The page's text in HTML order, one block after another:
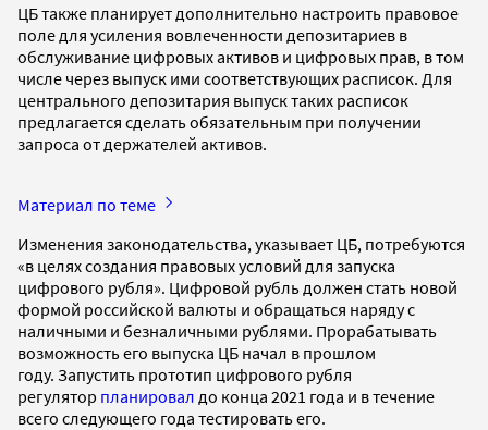
ЦБ также планирует дополнительно настроить правовое
поле для усиления вовлеченности депозитариев в
обслуживание цифровых активов и цифровых прав, в том
числе через выпуск ими соответствующих расписок. Для
центрального депозитария выпуск таких расписок
предлагается сделать обязательным при получении
запроса от держателей активов.
Материал по теме
Изменения законодательства, указывает ЦБ, потребуются
«в целях создания правовых условий для запуска
цифрового рубля». Цифровой рубль должен стать новой
формой российской валюты и обращаться наряду с
наличными и безналичными рублями. Прорабатывать
возможность его выпуска ЦБ начал в прошлом
году. Запустить прототип цифрового рубля
регулятор планировал до конца 2021 года и в течение
всего следующего года тестировать его.